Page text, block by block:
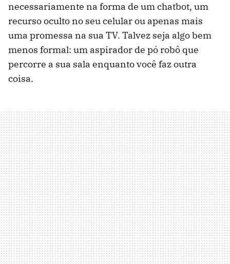
necessariamente na forma de um chatbot, um
recurso oculto no seu celular ou apenas mais
uma promessa na sua TV. Talvez seja algo bem
menos formal: um aspirador de pó robô que
percorre a sua sala enquanto você faz outra
coisa.